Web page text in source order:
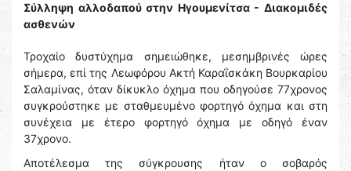
Σύλληψη αλλοδαπού στην Ηγουμενίτσα - Διακομιδές
ασθενών
Τροχαίο δυστύχημα σημειώθηκε, μεσημβρινές ώρες
σήμερα, επί της Λεωφόρου Ακτή Καραΐσκάκη Βουρκαρίου
Σαλαμίνας, όταν δίκυκλο όχημα που οδηγούσε 77χρονος
συγκρούστηκε με σταθμευμένο φορτηγό όχημα και στη
συνέχεια με έτερο φορτηγό όχημα με οδηγό έναν
37χρονο.
Αποτέλεσμα της σύγκρουσης ήταν ο σοβαρός